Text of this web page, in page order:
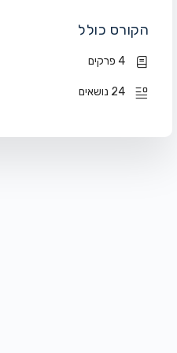
הקורס כולל
4 פרקים
24 נושאים